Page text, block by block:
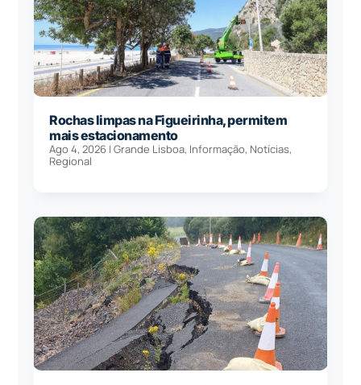
Rochas limpas na Figueirinha, permitem
mais estacionamento
Ago 4, 2026 |Grande Lisboa, Informação, Notícias,
Regional